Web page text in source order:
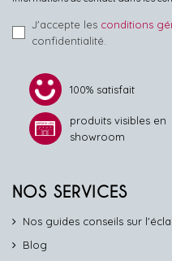
J'accepte les conditions
confidentialité.
100% satisfait
produits visibles en
showroom
NOS SERVICES
Nos guides conseils sur
Blog